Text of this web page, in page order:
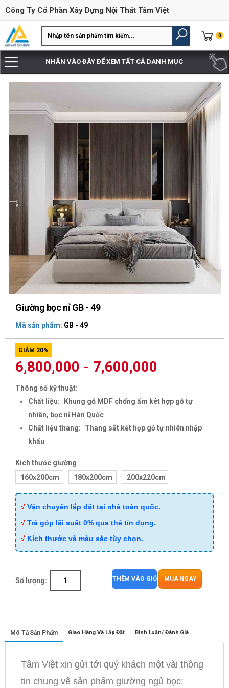
Công Ty Cổ Phần Xây Dựng Nội Thất Tâm Việt
0
NHẤN VÀO ĐÂY ĐỂ XEM TẤT CẢ DANH MỤC
Giường bọc nỉ GB - 49
Mã sản phẩm: GB - 49
GIẢM 20%
6,800,000 - 7,600,000
Thông số kỹ thuật:
Chất liệu:
Khung gỗ MDF chống ẩm kêt hợp gỗ tự
nhiên, bọc nỉ Hàn Quốc
Chất liệu thang:
Thang sắt kết hợp gỗ tự nhiên nhập
khẩu
Kích thước giường
160x200cm
180x200cm 200x220cm
√ Vận chuyển lắp dặt tại nhà toàn quốc.
√ Trả góp lãi suất 0% qua thẻ tín dụng.
√ Kích thước và màu sắc tùy chọn.
Số lượng: THÊM VÀO GIỎ MUA NGAY
Mô Tả Sản Phẩm Giao Hàng Và Lắp Đặt Bình Luận/ Đánh Giá
Tâm Việt xin gửi tới quý khách một vài thông
tin chung vê sản phẩm giường ngủ bọc: